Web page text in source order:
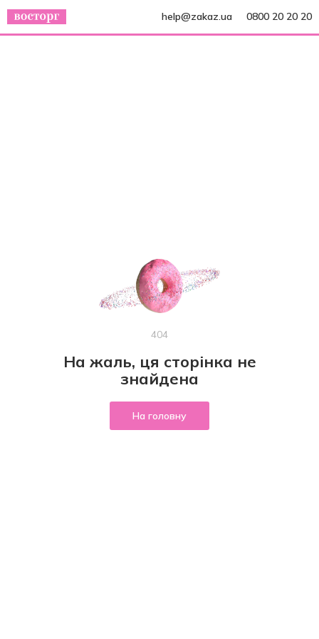
help@zakaz.ua 0800 20 20 20
404
На жаль, ця сторінка не
знайдена
На головну